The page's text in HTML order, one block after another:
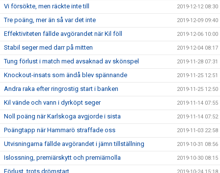
Vi försökte, men räckte inte till 2019-12-12 08:30
Tre poäng, mer än så var det inte 2019-12-09 09:40
Effektiviteten fällde avgörandet när Kil föll 2019-12-06 10:00
Stabil seger med darr på mitten 2019-12-04 08:17
Tung förlust i match med avsaknad av skönspel 2019-11-28 07:31
Knockout-insats som ändå blev spännande 2019-11-25 12:51
Andra raka efter ringrostig start i banken 2019-11-25 12:50
Kil vände och vann i dyrköpt seger 2019-11-14 07:55
Noll poäng när Karlskoga avgjorde i sista 2019-11-14 07:52
Poängtapp när Hammarö straffade oss 2019-11-03 22:58
Utvisningarna fällde avgörandet i jämn tillställning 2019-10-31 08:56
Islossning, premiärskytt och premiärnolla 2019-10-30 08:15
Förlust, trots drömstart 2019-10-24 15:18